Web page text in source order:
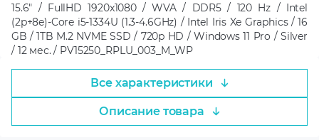
15.6" / FullHD 1920x1080 / WVA / DDR5 / 120 Hz / Intel
(2p+8e)-Core i5-1334U (1.3-4.6GHz) / Intel Iris Xe Graphics / 16
GB / 1TB M.2 NVME SSD / 720p HD / Windows 11 Pro / Silver
/ 12 мес. / PV15250_RPLU_003_M_WP
Все характеристики
Описание товара